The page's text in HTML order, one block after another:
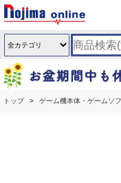
トップ ゲーム機本体・ゲームソ